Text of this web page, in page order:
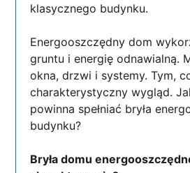
klasycznego budynku.
Energooszczędny dom
gruntu i energię odnawialną.
okna, drzwi i systemy. Tym,
charakterystyczny wygląd.
powinna spełniać bryła
budynku?
Bryła domu